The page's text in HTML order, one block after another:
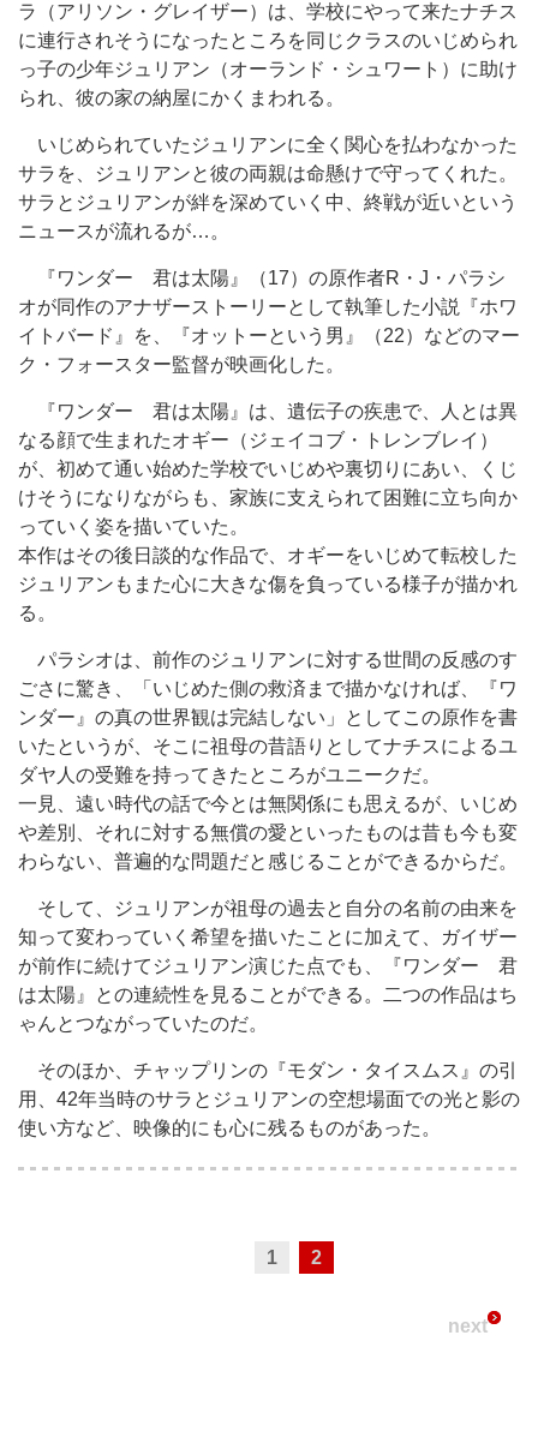
ラ（アリソン・グレイザー）は、学校にやって来たナチス
に連行されそうになったところを同じクラスのいじめられ
っ子の少年ジュリアン（オーランド・シュワート）に助け
られ、彼の家の納屋にかくまわれる。
いじめられていたジュリアンに全く関心を払わなかった
サラを、ジュリアンと彼の両親は命懸けで守ってくれた。
サラとジュリアンが絆を深めていく中、終戦が近いという
ニュースが流れるが…。
『ワンダー 君は太陽』（17）の原作者R・J・パラシ
オが同作のアナザーストーリーとして執筆した小説『ホワ
イトバード』を、『オットーという男』（22）などのマー
ク・フォースター監督が映画化した。
『ワンダー 君は太陽』は、遺伝子の疾患で、人とは異
なる顔で生まれたオギー（ジェイコブ・トレンブレイ）
が、初めて通い始めた学校でいじめや裏切りにあい、くじ
けそうになりながらも、家族に支えられて困難に立ち向か
っていく姿を描いていた。
本作はその後日談的な作品で、オギーをいじめて転校した
ジュリアンもまた心に大きな傷を負っている様子が描かれ
る。
パラシオは、前作のジュリアンに対する世間の反感のす
ごさに驚き、「いじめた側の救済まで描かなければ、『ワ
ンダー』の真の世界観は完結しない」としてこの原作を書
いたというが、そこに祖母の昔語りとしてナチスによるユ
ダヤ人の受難を持ってきたところがユニークだ。
一見、遠い時代の話で今とは無関係にも思えるが、いじめ
や差別、それに対する無償の愛といったものは昔も今も変
わらない、普遍的な問題だと感じることができるからだ。
そして、ジュリアンが祖母の過去と自分の名前の由来を
知って変わっていく希望を描いたことに加えて、ガイザー
が前作に続けてジュリアン演じた点でも、『ワンダー 君
は太陽』との連続性を見ることができる。二つの作品はち
ゃんとつながっていたのだ。
そのほか、チャップリンの『モダン・タイスムス』の引
用、42年当時のサラとジュリアンの空想場面での光と影の
使い方など、映像的にも心に残るものがあった。
1 2
next